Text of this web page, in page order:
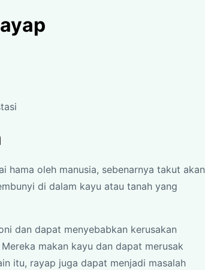
hama oleh manusia, sebenarnya takut akan
di dalam kayu atau tanah yang
dan dapat menyebabkan kerusakan
makan kayu dan dapat merusak
itu, rayap juga dapat menjadi masalah